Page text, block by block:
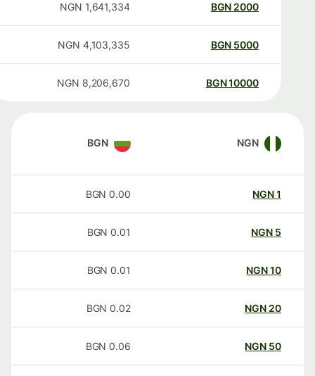
2000
BGN
1,641,334
NGN
5000
BGN
4,103,335
NGN
10000
BGN
8,206,670
NGN
NGN
BGN
NGN
0.00
BGN
NGN
0.01
BGN
NGN
0.01
BGN
20
NGN
0.02
BGN
50
NGN
0.06
BGN